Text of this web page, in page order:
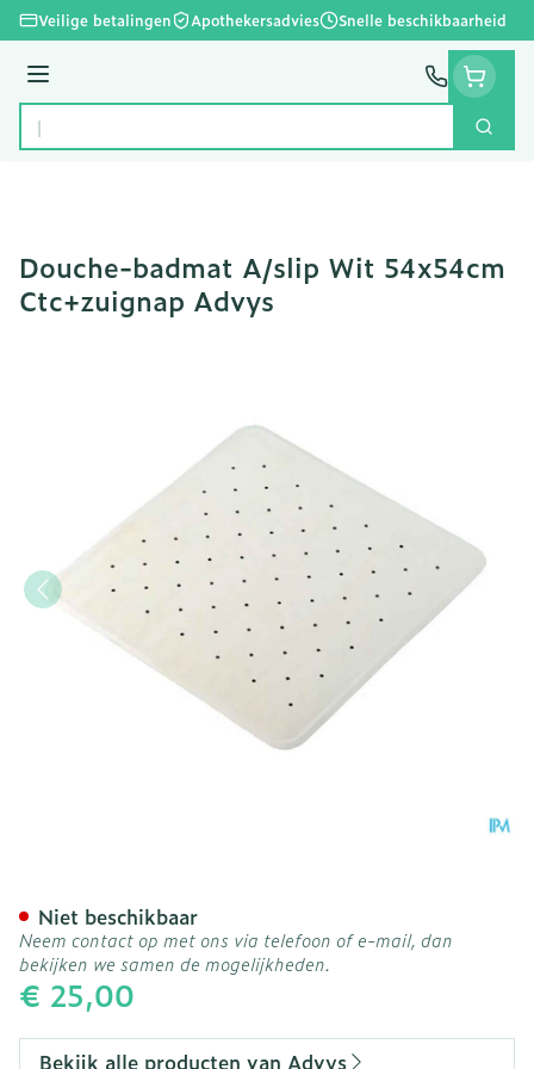
Ga naar de inhoud
Veilige betalingen Apothekersadvies Snelle beschikbaarheid
Menu
Product, merk, categorie...
Zoek
Douche-badmat A/slip Wit 54x54cm
Ctc+zuignap Advys
€ 25,00
Niet beschikbaar
Neem contact op met ons via telefoon of e-mail, dan
bekijken we samen de mogelijkheden.
Bekijk alle producten van Advys